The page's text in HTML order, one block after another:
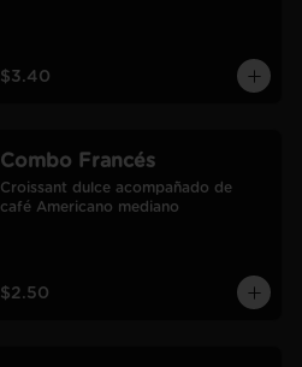
$3.40
Combo Francés
Croissant dulce acompañado de
café Americano mediano
$2.50